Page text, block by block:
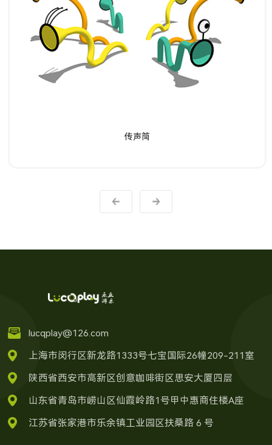
传声筒
lucqplay@126.com
上海市闵行区新龙路1333号七宝国际26幢209-211室
陕西省西安市高新区创意咖啡街区思安大厦四层
山东省青岛市崂山区仙霞岭路1号甲中惠商住楼A座
江苏省张家港市乐余镇工业园区扶桑路 6 号